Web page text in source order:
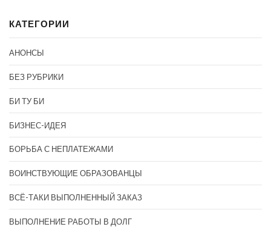
КАТЕГОРИИ
АНОНСЫ
БЕЗ РУБРИКИ
БИ ТУ БИ
БИЗНЕС-ИДЕЯ
БОРЬБА С НЕПЛАТЕЖАМИ
ВОИНСТВУЮЩИЕ ОБРАЗОВАНЦЫ
ВСЁ-ТАКИ ВЫПОЛНЕННЫЙ ЗАКАЗ
ВЫПОЛНЕНИЕ РАБОТЫ В ДОЛГ